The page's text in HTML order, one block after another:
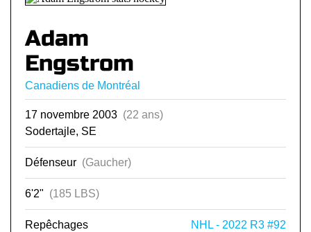
Adam
Engstrom
Canadiens de Montréal
17 novembre 2003 (22 ans)
Sodertajle, SE
Défenseur (Gaucher)
6'2" (185 LBS)
Repêchages NHL - 2022 R3 #92